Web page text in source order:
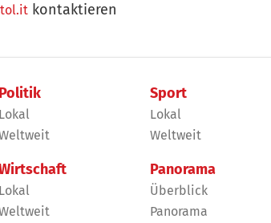
kontaktieren
Politik
Lokal
Lokal
Sport
Lokal
Weltweit
Panorama
Überblick
Panorama